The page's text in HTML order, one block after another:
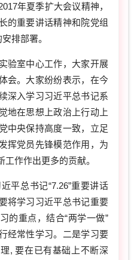
年夏季扩大会议精神，
的重要讲话精神和院党组
排部署。
验室中心工作，大家开展
会。大家纷纷表示，在今
深入学习习近平总书记系
地在思想上政治上行动上
中央保持高度一致，立足
挥党员先锋模范作用，为
作作出更多的贡献。
平总书记“7.26”重要讲话
将学习习近平总书记重要
的重点，结合“两学一做”
经常性学习。二是学习要
, 要在已有基础上不断深